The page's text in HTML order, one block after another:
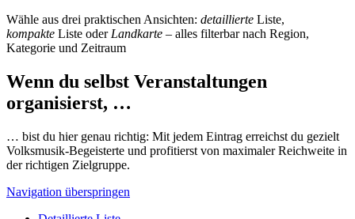
Wähle aus drei praktischen Ansichten: detaillierte Liste,
kompakte Liste oder Landkarte – alles filterbar nach Region,
Kategorie und Zeitraum
Wenn du selbst Veranstaltungen
organisierst, …
… bist du hier genau richtig: Mit jedem Eintrag erreichst du gezielt
Volksmusik-Begeisterte und profitierst von maximaler Reichweite in
der richtigen Zielgruppe.
Navigation überspringen